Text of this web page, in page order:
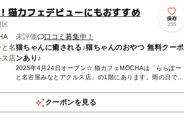
猫カフェデビューにもおすすめ
区
保存
255
未評価
口コミ募集中！
猫ちゃんに癒される♪猫ちゃんのおやつ 無料クーポ
ンあり♪
2025年4月24日オープン☆ 猫カフェMOCHAは「ららぽー
と名古屋みなとアクルス店」の1階にあります。雨の日でも
クーポンを見る